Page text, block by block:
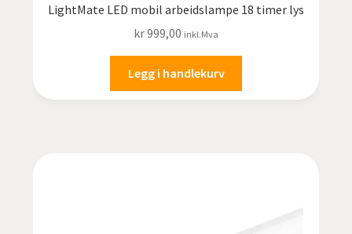
LightMate LED mobil arbeidslampe 18 timer lys
kr999,00 inkl.Mva
Legg i handlekurv